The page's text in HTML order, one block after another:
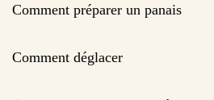
Comment préparer un panais
Comment déglacer